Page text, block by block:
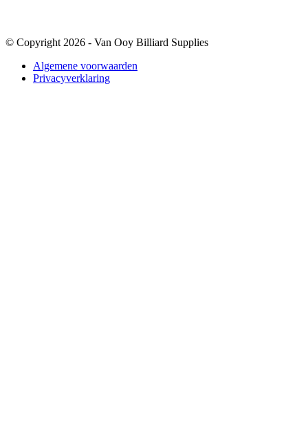
© Copyright 2026 - Van Ooy Billiard Supplies
Algemene voorwaarden
Privacyverklaring